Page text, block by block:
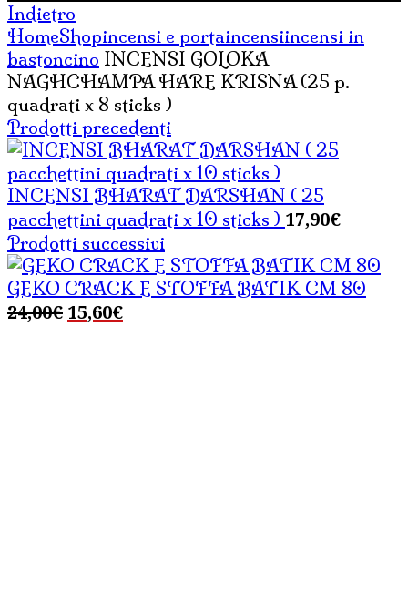
Indietro
HomeShopincensi e portaincensiincensi in
bastoncino INCENSI GOLOKA
NAGHCHAMPA HARE KRISNA (25 p.
quadrati x 8 sticks )
Prodotti precedenti
INCENSI BHARAT DARSHAN ( 25
pacchettini quadrati x 10 sticks ) 17,90€
Prodotti successivi
GEKO CRACK E STOFFA BATIK CM 80
24,00€ Il
15,60€Il